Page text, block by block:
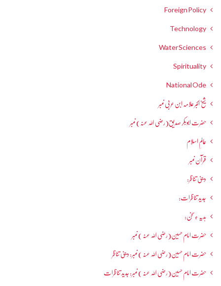
Foreign Policy
Technology
Water Sciences
Spirituality
National Ode
شیخ اکبر علامہ ابن عربی نمبر
حضرت ابوبکر صدیق(رضی اللہ عنہ) نمبر
عالمِ اسلام
قرآن نمبر
دینی تناظر:
جدید تناظرات:
ہدیہ ءِسُخن:
حضرت امام حسین(رضی اللہ عنہ ) نمبر
حضرت امام حسین(رضی اللہ عنہ ) نمبر: دینی تناظر
حضرت امام حسین(رضی اللہ عنہ ) نمبر: جدید تناظرات